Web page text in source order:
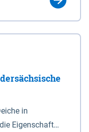
in
Eigenschaft